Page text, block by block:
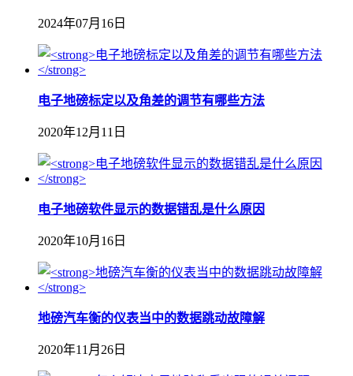
2024年07月16日
电子地磅标定以及角差的调节有哪些方法
2020年12月11日
电子地磅软件显示的数据错乱是什么原因
2020年10月16日
地磅汽车衡的仪表当中的数据跳动故障解
2020年11月26日